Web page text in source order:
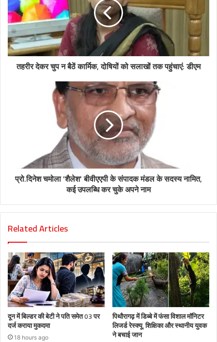
तहरीर देकर चुप न बैठें कार्मिक, दोषियों को सलाखों तक पहुंचाएं: डीएम
प्रो.दिनेश चमोला 'शैलेश' बीवीएएपी के संपादक मंडल के सदस्य नामित,
कई उपलब्धि कर चुके अपने नाम
Related Articles
दून में बिल्डर की बेटी ने पति समेत 03 पर
दर्ज कराया मुकदमा
18 hours ago
पिथौरागढ़ में डिब्बे में फंसा विशाल मॉनिटर
लिजर्ड रेस्क्यू, शिक्षिका और स्थानीय युवक
ने बचाई जान